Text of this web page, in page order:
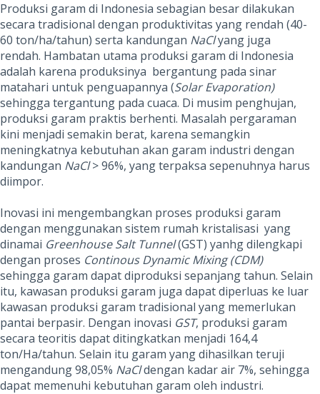
Produksi garam di Indonesia sebagian besar dilakukan
secara tradisional dengan produktivitas yang rendah (40-
60 ton/ha/tahun) serta kandungan NaClyang juga
rendah. Hambatan utama produksi garam di Indonesia
adalah karena produksinya bergantung pada sinar
matahari untuk penguapannya (Solar Evaporation)
sehingga tergantung pada cuaca. Di musim penghujan,
produksi garam praktis berhenti. Masalah pergaraman
kini menjadi semakin berat, karena semangkin
meningkatnya kebutuhan akan garam industri dengan
kandungan NaCl> 96%, yang terpaksa sepenuhnya harus
diimpor.
Inovasi ini mengembangkan proses produksi garam
dengan menggunakan sistem rumah kristalisasi yang
dinamai Greenhouse Salt Tunnel(GST) yanhg dilengkapi
dengan proses Continous Dynamic Mixing (CDM)
sehingga garam dapat diproduksi sepanjang tahun. Selain
itu, kawasan produksi garam juga dapat diperluas ke luar
kawasan produksi garam tradisional yang memerlukan
pantai berpasir. Dengan inovasi GST, produksi garam
secara teoritis dapat ditingkatkan menjadi 164,4
ton/Ha/tahun. Selain itu garam yang dihasilkan teruji
mengandung 98,05% NaCldengan kadar air 7%, sehingga
dapat memenuhi kebutuhan garam oleh industri.